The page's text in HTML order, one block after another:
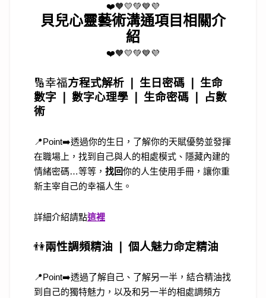
❤️🧡💛💚💙💜
貝兒心靈藝術溝通項目相關介
紹
❤️🧡💛💚💙💜
🔢幸福方程式解析 ❘ 生日密碼 ❘ 生命
數字 ❘ 數字心理學 ❘ 生命密碼 ❘ 占數
術
📍Point➡️透過你的生日，了解你的天賦優勢並發揮
在職場上，找到自己與人的相處模式、隱藏內建的
情緒密碼…等等， 找回你的人生使用手冊，讓你重
新主宰自己的幸福人生。
詳細介紹請點這裡
👫兩性調頻精油 ❘ 個人魅力命定精油
📍Point➡️透過了解自己、了解另一半，結合精油找
到自己的獨特魅力，以及和另一半的相處調頻方